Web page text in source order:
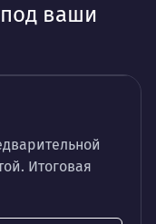
под ваши
Итоговая